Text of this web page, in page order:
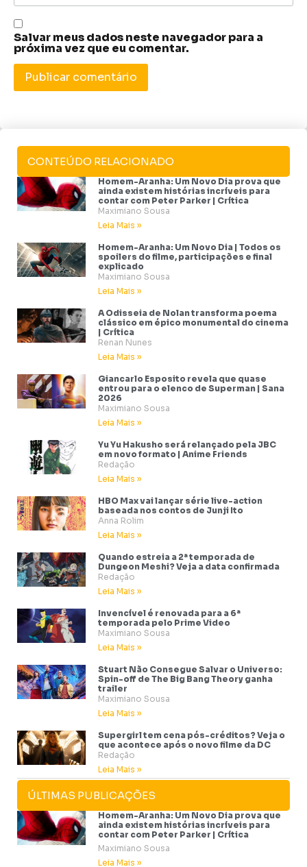
Salvar meus dados neste navegador para a
próxima vez que eu comentar.
CONTEÚDO RELACIONADO
Homem-Aranha: Um Novo Dia prova que
ainda existem histórias incríveis para
contar com Peter Parker | Crítica
Maximiano Sousa
Leia Mais »
Homem-Aranha: Um Novo Dia | Todos os
spoilers do filme, participações e final
explicado
Maximiano Sousa
Leia Mais »
A Odisseia de Nolan transforma poema
clássico em épico monumental do cinema
| Crítica
Renan Nunes
Leia Mais »
Giancarlo Esposito revela que quase
entrou para o elenco de Superman | Sana
2026
Maximiano Sousa
Leia Mais »
Yu Yu Hakusho será relançado pela JBC
em novo formato | Anime Friends
Redação
Leia Mais »
HBO Max vai lançar série live-action
baseada nos contos de Junji Ito
Anna Rolim
Leia Mais »
Quando estreia a 2ª temporada de
Dungeon Meshi? Veja a data confirmada
Redação
Leia Mais »
Invencível é renovada para a 6ª
temporada pelo Prime Video
Maximiano Sousa
Leia Mais »
Stuart Não Consegue Salvar o Universo:
Spin-off de The Big Bang Theory ganha
trailer
Maximiano Sousa
Leia Mais »
Supergirl tem cena pós-créditos? Veja o
que acontece após o novo filme da DC
Redação
Leia Mais »
ÚLTIMAS PUBLICAÇÕES
Homem-Aranha: Um Novo Dia prova que
ainda existem histórias incríveis para
contar com Peter Parker | Crítica
Maximiano Sousa
Leia Mais »